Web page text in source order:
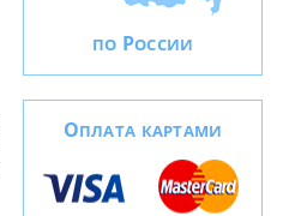
ПО РОССИИ
ОПЛАТА КАРТАМИ